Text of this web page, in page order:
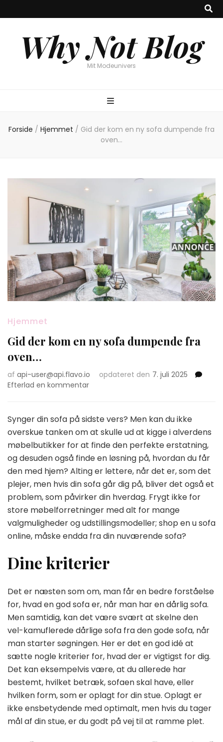
Why Not Blog
Mit Modeunivers
Forside / Hjemmet / Gid der kom en ny sofa dumpende fra
oven…
Hjemmet
Gid der kom en ny sofa dumpende fra
oven…
af api-user@api.flavo.io opdateret den 7. juli 2025
Efterlad en kommentaron
kom
ny
sofa
dumpende
fra
oven…
Synger din sofa på sidste vers? Men kan du ikke
overskue tanken om at skulle ud at kigge i alverdens
møbelbutikker for at finde den perfekte erstatning,
og desuden også finde en løsning på, hvordan du får
den med hjem? Alting er lettere, når det er, som det
plejer, men hvis din sofa går dig på, bliver det også et
problem, som påvirker din hverdag. Frygt ikke for
store møbelforretninger med alt for mange
valgmuligheder og udstillingsmodeller; shop en u sofa
online, måske endda fra din nuværende sofa?
Dine kriterier
Det er næsten som om, man får en bedre forståelse
for, hvad en god sofa er, når man har en dårlig sofa.
Men samtidig, kan det være svært at skelne den
vel-kamuflerede dårlige sofa fra den gode sofa, når
man starter søgningen. Her er det en god idé at
sætte nogle kriterier for, hvad der er vigtigst for dig.
Det kan eksempelvis være, at du allerede har
bestemt, hvilket betræk, sofaen skal have, eller
hvilken form, som er oplagt for din stue. Oplagt er
ikke ensbetydende med optimalt, men hvis du tager
mål af din stue, er du godt på vej til at ramme plet.